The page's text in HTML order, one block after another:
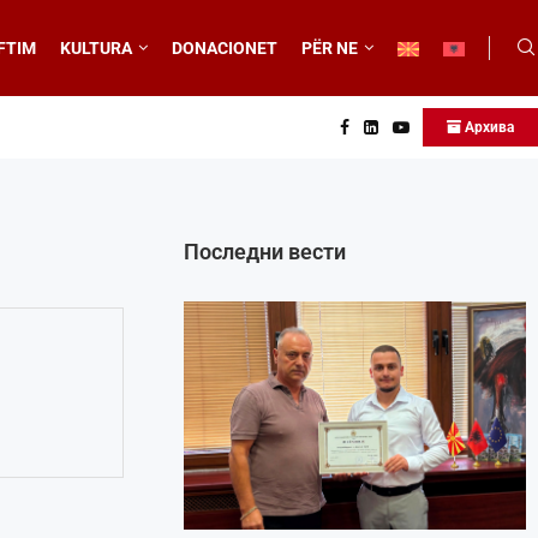
KULTURA DONACIONET PËR NE
Архива
Последни вести